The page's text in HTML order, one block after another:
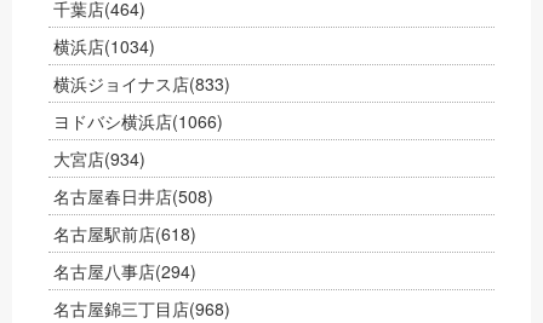
千葉店(464)
横浜店(1034)
横浜ジョイナス店(833)
ヨドバシ横浜店(1066)
大宮店(934)
名古屋春日井店(508)
名古屋駅前店(618)
名古屋八事店(294)
名古屋錦三丁目店(968)